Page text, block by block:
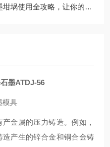
全攻略，让你的工作更出色！
墨ATDJ-56
模具
金属的压力铸造。例如，
产生的锌合金和铜合金铸